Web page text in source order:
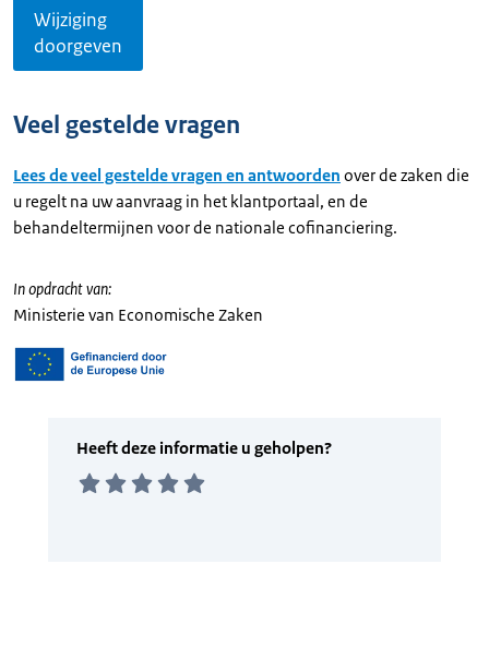
Wijziging
doorgeven
Veel gestelde vragen
Lees de veel gestelde vragen en antwoorden over de zaken die
u regelt na uw aanvraag in het klantportaal, en de
behandeltermijnen voor de nationale cofinanciering.
In opdracht van:
Ministerie van Economische Zaken